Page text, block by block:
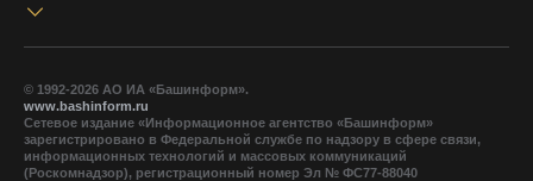
© 1992-2026 АО ИА «Башинформ».
www.bashinform.ru
Сетевое издание «Информационное агентство «Башинформ»
зарегистрировано в Федеральной службе по надзору в сфере связи,
информационных технологий и массовых коммуникаций
(Роскомнадзор), регистрационный номер Эл № ФС77-88040